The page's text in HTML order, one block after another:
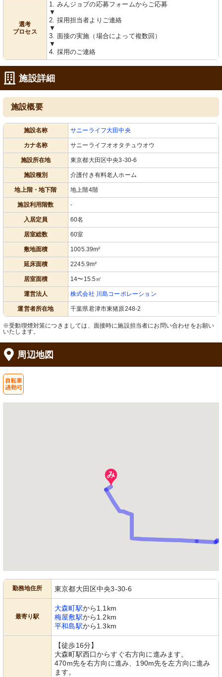
共有スペース
広々としたラウンジには心地よいソフ
ァが並び、リラックスできる雰囲気が
漂います。
共有スペース
ゆったりとしたダイニングスペース
食堂
ゆとりある空間でくつろぎながら食事
ができる、モダンなダイニングエリア
です。
居室
ッド周りが配置されています。安らぎ
共有スペース
温かみのある照明とモダンな家具で、
居心地の良いラウンジ空間を提供して
います。
選考
プロセス
1. みんジョブの応募フォームからご応募
▼
2. 採用担当者よりご連絡
▼
3. 面接の実施（場合によって複数回）
▼
4. 採用のご連絡
施設詳細
施設概要
施設名称 サニーライフ大田中央
カナ名称 サニーライフオオタチュウオウ
施設所在地 東京都大田区中央3-30-6
施設種別 介護付き有料老人ホーム
地上階・地下階 地上階4階
施設利用階数 -
入居定員 60名
居室総数 60室
敷地面積 1005.39m²
延床面積 2245.9m²
居室面積 14〜15.5㎡
運営法人 株式会社 川島コーポレーション
運営者所在地 千葉県君津市東猪原248-2
※受動喫煙対策につきましては、面接時に施設担当者にお問い合わせをお願い
いたします。
周辺地図
勤務地住所 東京都大田区中央3-30-6
最寄り駅
大森町駅から1.1km
梅屋敷駅から1.2km
平和島駅から1.3km
【徒歩16分】
大森町駅西口からすぐ右方向に進みます。
470m先を右方向に進み、190m先を左方向に進み
ます。